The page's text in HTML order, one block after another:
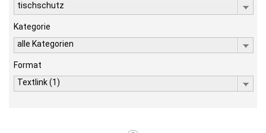
tischschutz
Kategorie
alle Kategorien
Format
Textlink (1)